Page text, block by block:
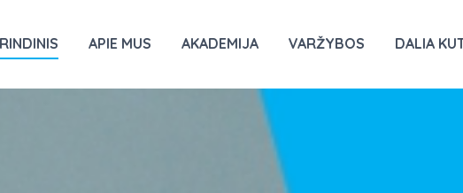
APIE MUS AKADEMIJA VARŽYBOS DALIA